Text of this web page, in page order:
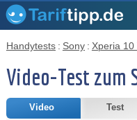
Handytests : Sony : Xperia 10
Video-Test zum
Video Test